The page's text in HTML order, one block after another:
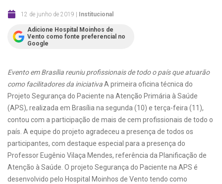
12 de junho de 2019 | Institucional
Adicione Hospital Moinhos de
Vento como fonte preferencial no
Google
Evento em Brasília reuniu profissionais de todo o país que atuarão
como facilitadores da iniciativaA primeira oficina técnica do
Projeto Segurança do Paciente na Atenção Primária à Saúde
(APS), realizada em Brasília na segunda (10) e terça-feira (11),
contou com a participação de mais de cem profissionais de todo o
país. A equipe do projeto agradeceu a presença de todos os
participantes, com destaque especial para a presença do
Professor Eugênio Vilaça Mendes, referência da Planificação de
Atenção à Saúde. O projeto Segurança do Paciente na APS é
desenvolvido pelo Hospital Moinhos de Vento tendo como